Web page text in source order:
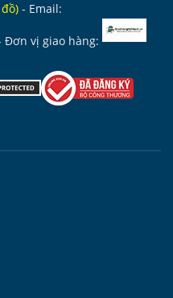
) - Email:
Đơn vị giao hàng: